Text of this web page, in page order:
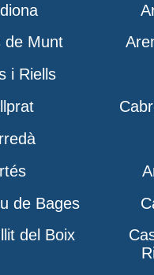
de Munt
i Riells
de Bages
del Boix